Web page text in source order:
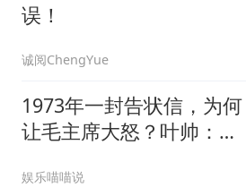
误！
诚阅ChengYue
1973年一封告状信，为何
让毛主席大怒？叶帅：杀
娱乐喵喵说